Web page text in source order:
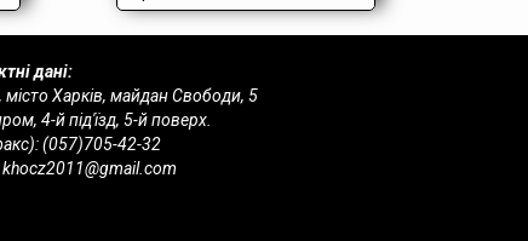
дані:
місто Харків, майдан Свободи, 5
4-й під'їзд, 5-й поверх.
(057)705-42-32
khocz2011@gmail.com